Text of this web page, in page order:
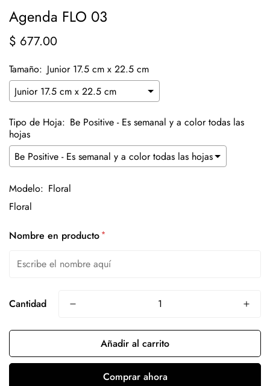
Agenda FLO 03
Precio
$ 677.00
Tamaño: Junior 17.5 cm x 22.5 cm
Tipo de Hoja: Be Positive - Es semanal y a color todas las
hojas
Modelo: Floral
Nombre en producto *
Cantidad
Añadir al carrito
Comprar ahora